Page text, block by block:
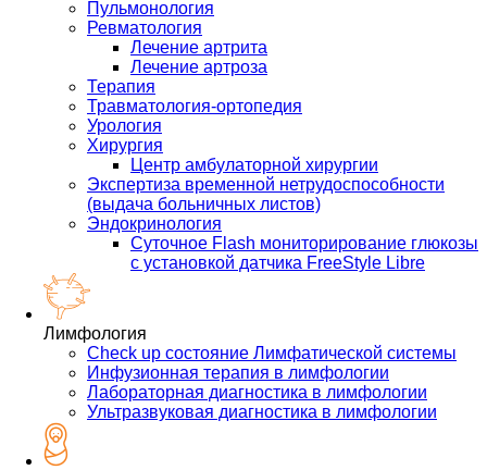
Пульмонология
Ревматология
Лечение артрита
Лечение артроза
Терапия
Травматология-ортопедия
Урология
Хирургия
Центр амбулаторной хирургии
Экспертиза временной нетрудоспособности
(выдача больничных листов)
Эндокринология
Суточное Flash мониторирование глюкозы
с установкой датчика FreeStyle Libre
Лимфология
Check up состояние Лимфатической системы
Инфузионная терапия в лимфологии
Лабораторная диагностика в лимфологии
Ультразвуковая диагностика в лимфологии